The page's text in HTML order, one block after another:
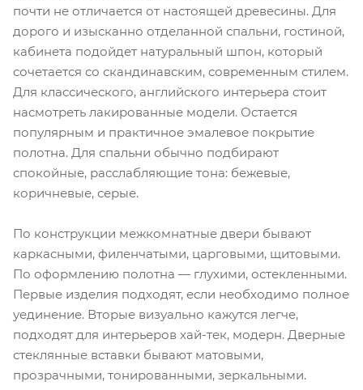
почти не отличается от настоящей древесины. Для
дорого и изысканно отделанной спальни, гостиной,
кабинета подойдет натуральный шпон, который
сочетается со скандинавским, современным стилем.
Для классического, английского интерьера стоит
насмотреть лакированные модели. Остается
популярным и практичное эмалевое покрытие
полотна. Для спальни обычно подбирают
спокойные, расслабляющие тона: бежевые,
коричневые, серые.
По конструкции межкомнатные двери бывают
каркасными, филенчатыми, царговыми, щитовыми.
По оформлению полотна — глухими, остекленными.
Первые изделия подходят, если необходимо полное
уединение. Вторые визуально кажутся легче,
подходят для интерьеров хай-тек, модерн. Дверные
стеклянные вставки бывают матовыми,
прозрачными, тонированными, зеркальными.